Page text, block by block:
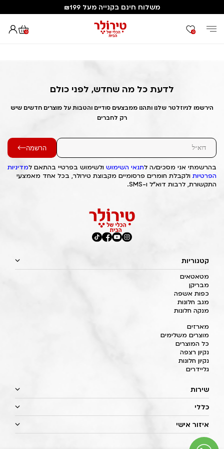
משלוח חינם בקנייה מעל ₪199
0 0
דף הבית Out of Stock Alert 2025/03/23 1742725892
לדעת כל מה שחדש, לפני כולם
הירשמו לניוזלטר שלנו ותהנו ממבצעים סודיים והטבות על מוצרים חדשים שיש
רק לחברים
הרשמה
בהרשמתי אני מסכים/ה לתנאי השימוש ולשימוש בפרטיי בהתאם למדיניות
הפרטיות ולקבלת חומרים פרסומיים מקבוצת טירולר, בכל אחד מאמצעי
התקשורת, לרבות דוא"ל ו-SMS.
קטגוריות
מטאטאים
מבריקן
כפות אשפה
מגב חלונות
מנקה חלונות
מארזים
מוצרים משלימים
כל המוצרים
נקיון רצפה
נקיון חלונות
גליידרים
שירות
כללי
איזור אישי